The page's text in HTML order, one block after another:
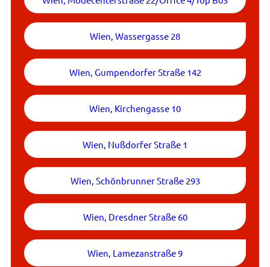
Wien, Wassergasse 28
Wien, Gumpendorfer Straße 142
Wien, Kirchengasse 10
Wien, Nußdorfer Straße 1
Wien, Schönbrunner Straße 293
Wien, Dresdner Straße 60
Wien, Lamezanstraße 9